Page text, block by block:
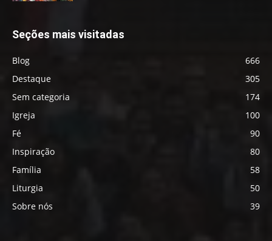
Seções mais visitadas
Blog
666
Destaque
305
Sem categoria
174
Igreja
100
Fé
90
Inspiração
80
Família
58
Liturgia
50
Sobre nós
39